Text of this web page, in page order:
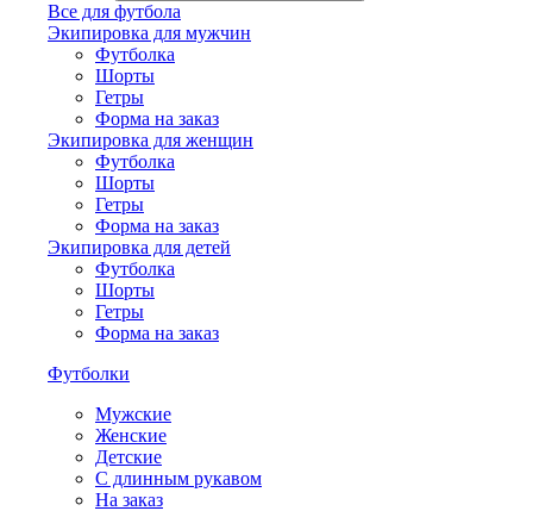
Все для футбола
Экипировка для мужчин
Футболка
Шорты
Гетры
Форма на заказ
Экипировка для женщин
Футболка
Шорты
Гетры
Форма на заказ
Экипировка для детей
Футболка
Шорты
Гетры
Форма на заказ
Футболки
Мужские
Женские
Детские
С длинным рукавом
На заказ